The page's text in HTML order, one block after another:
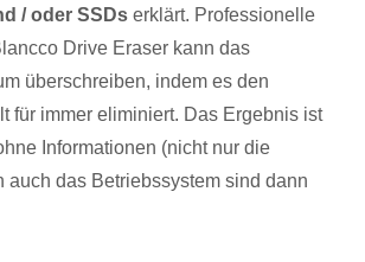
/ oder SSDs erklärt. Professionelle
Drive Eraser kann das
überschreiben, indem es den
für immer eliminiert. Das Ergebnis ist
Informationen (nicht nur die
auch das Betriebssystem sind dann